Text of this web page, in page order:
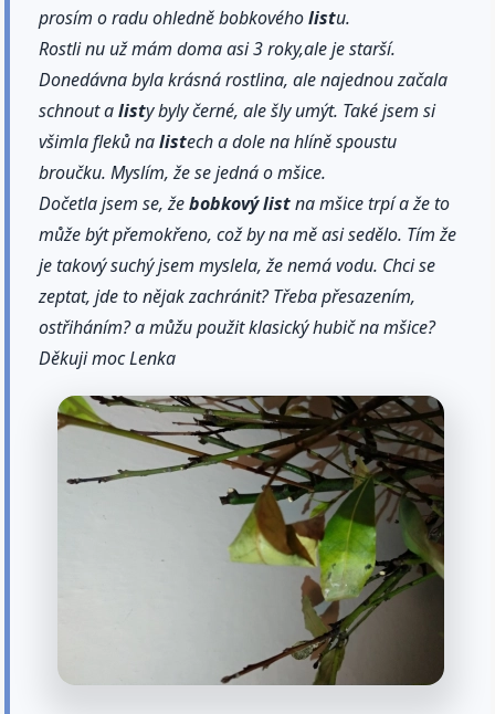
prosím o radu ohledně bobkovéholistu.
Rostli nu už mám doma asi 3 roky,ale je starší.
Donedávna byla krásná rostlina, ale najednou začala
schnout alisty byly černé, ale šly umýt. Také jsem si
všimla fleků nalistech a dole na hlíně spoustu
broučku. Myslím, že se jedná o mšice.
Dočetla jsem se, žebobkovýlistna mšice trpí a že to
může být přemokřeno, což by na mě asi sedělo. Tím že
je takový suchý jsem myslela, že nemá vodu. Chci se
zeptat, jde to nějak zachránit? Třeba přesazením,
ostřiháním? a můžu použit klasický hubič na mšice?
Děkuji moc Lenka